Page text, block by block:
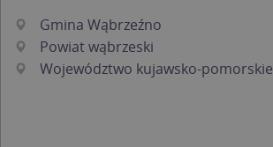
Gmina Wąbrzeźno
Powiat wąbrzeski
Województwo kujawsko-pomorskie